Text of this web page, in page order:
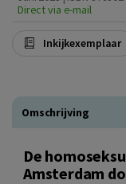
Direct via e-mail
Inkijkexemplaar
Omschrijving
De
Amsterdam